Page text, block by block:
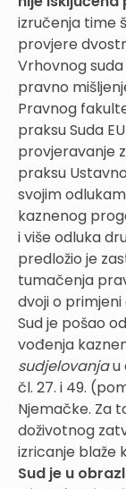
izručenja time
provjere
Vrhovnog
pravno
Pravnog
praksu Suda
provjeravanje
praksu
svojim
kaznenog
i više odluka
predložio je
tumačenja
dvoji o primjeni
Sud je pošao
vođenja
sudjelovanjau
čl. 27. i 49.
Njemačke. Za
doživotnog
izricanje blaže
Sud je u